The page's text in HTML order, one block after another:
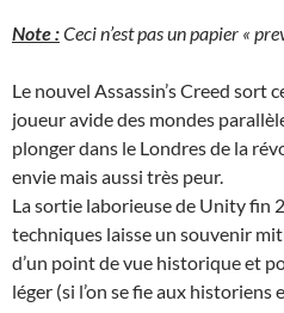
Note :Ceci n’est pas un papier «
Le nouvel Assassin’s Creed sort
joueur avide des mondes
plonger dans le Londres de la
envie mais aussi très peur.
La sortie laborieuse de Unity fin
techniques laisse un souvenir
d’un point de vue historique et
léger (si l’on se fie aux